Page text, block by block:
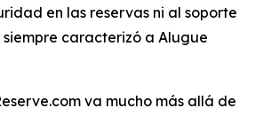
en las reservas ni al soporte
caracterizó a Alugue
va mucho más allá de